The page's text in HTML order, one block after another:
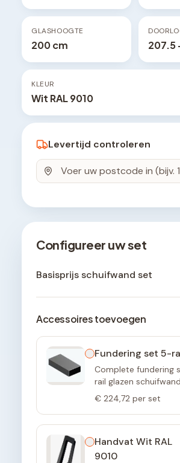
GLASHOOGTE
200 cm 207.5
KLEUR
Wit RAL 9010
Levertijd controleren
Configureer uw set
Basisprijs schuifwand set
Accessoires toevoegen
Fundering set 5-
Complete fundering
rail glazen schuifwand
€ 224,72 per set
Handvat Wit RAL
9010